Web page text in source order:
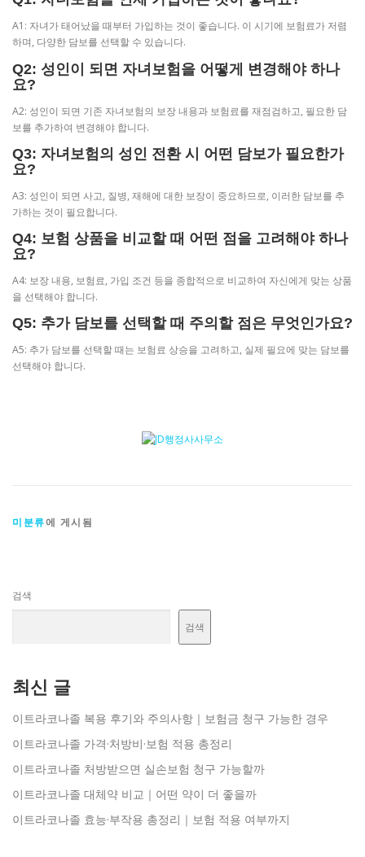
A1: 자녀가 태어났을 때부터 가입하는 것이 좋습니다. 이 시기에 보험료가 저렴
하며, 다양한 담보를 선택할 수 있습니다.
Q2: 성인이 되면 자녀보험을 어떻게 변경해야 하나
요?
A2: 성인이 되면 기존 자녀보험의 보장 내용과 보험료를 재점검하고, 필요한 담
보를 추가하여 변경해야 합니다.
Q3: 자녀보험의 성인 전환 시 어떤 담보가 필요한가
요?
A3: 성인이 되면 사고, 질병, 재해에 대한 보장이 중요하므로, 이러한 담보를 추
가하는 것이 필요합니다.
Q4: 보험 상품을 비교할 때 어떤 점을 고려해야 하나
요?
A4: 보장 내용, 보험료, 가입 조건 등을 종합적으로 비교하여 자신에게 맞는 상품
을 선택해야 합니다.
Q5: 추가 담보를 선택할 때 주의할 점은 무엇인가요?
A5: 추가 담보를 선택할 때는 보험료 상승을 고려하고, 실제 필요에 맞는 담보를
선택해야 합니다.
미분류에 게시됨
검색
검색
최신 글
이트라코나졸 복용 후기와 주의사항｜보험금 청구 가능한 경우
이트라코나졸 가격·처방비·보험 적용 총정리
이트라코나졸 처방받으면 실손보험 청구 가능할까
이트라코나졸 대체약 비교｜어떤 약이 더 좋을까
이트라코나졸 효능·부작용 총정리｜보험 적용 여부까지